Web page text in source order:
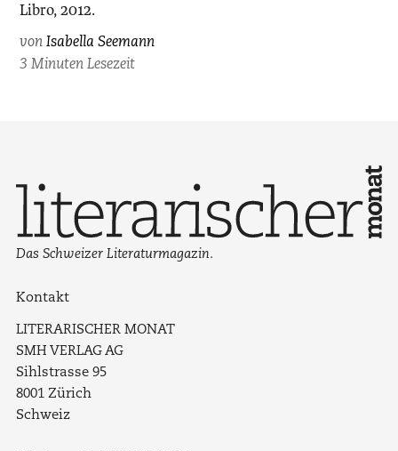
Libro, 2012.
vonIsabella Seemann
3 Minuten Lesezeit
Das Schweizer Literaturmagazin.
Kontakt
LITERARISCHER MONAT
SMH VERLAG AG
Sihlstrasse 95
8001 Zürich
Schweiz